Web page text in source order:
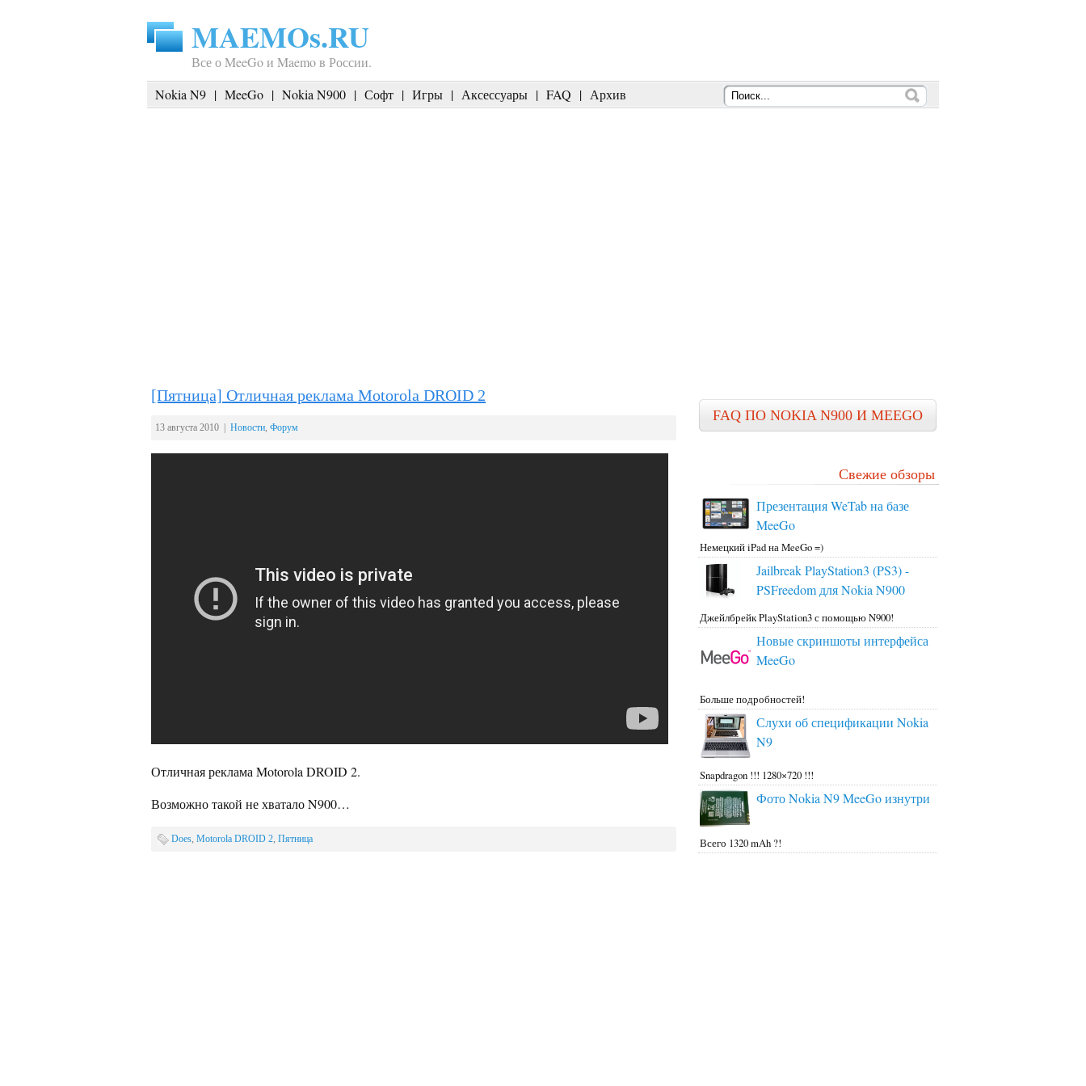
MAEMOs.RU
Все о MeeGo и Maemo в России.
Nokia N9 | MeeGo | Nokia N900 | Софт | Игры | Аксессуары | FAQ | Архив
[Пятница] Отличная реклама Motorola DROID 2
13 августа 2010 | Новости, Форум
Отличная реклама Motorola DROID 2.
Возможно такой не хватало N900…
Does, Motorola DROID 2, Пятница
FAQ ПО NOKIA N900 И MEEGO
Свежие обзоры
Презентация WeTab на базе
MeeGo
Немецкий iPad на MeeGo =)
Jailbreak PlayStation3 (PS3) -
PSFreedom для Nokia N900
Джейлбрейк PlayStation3 с помощью N900!
Новые скриншоты интерфейса
MeeGo
Больше подробностей!
Слухи об спецификации Nokia
N9
Snapdragon !!! 1280×720 !!!
Фото Nokia N9 MeeGo изнутри
Всего 1320 mAh ?!